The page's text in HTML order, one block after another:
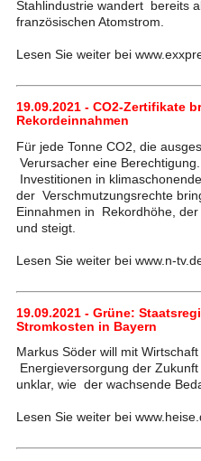
Stahlindustrie wandert bereits
französischen Atomstrom.
Lesen Sie weiter bei
19.09.2021 - CO2-Zertifikate
Rekordeinnahmen
Für jede Tonne CO2, die
Verursacher eine
Investitionen in
der Verschmutzungsrechte
Einnahmen in Rekordhöhe,
und steigt.
Lesen Sie weiter bei www.n-
19.09.2021 - Grüne:
Stromkosten in Bayern
Markus Söder will mit
Energieversorgung der
unklar, wie der wachsende
Lesen Sie weiter bei